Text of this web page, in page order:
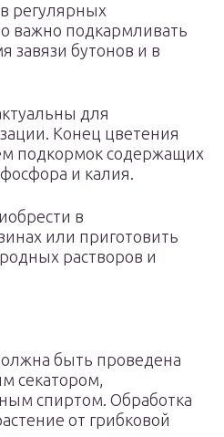
регулярных
важно подкармливать
завязи бутонов и в
для
Конец цветения
подкормок содержащих
и калия.
в
или приготовить
растворов и
быть проведена
секатором,
спиртом. Обработка
от грибковой